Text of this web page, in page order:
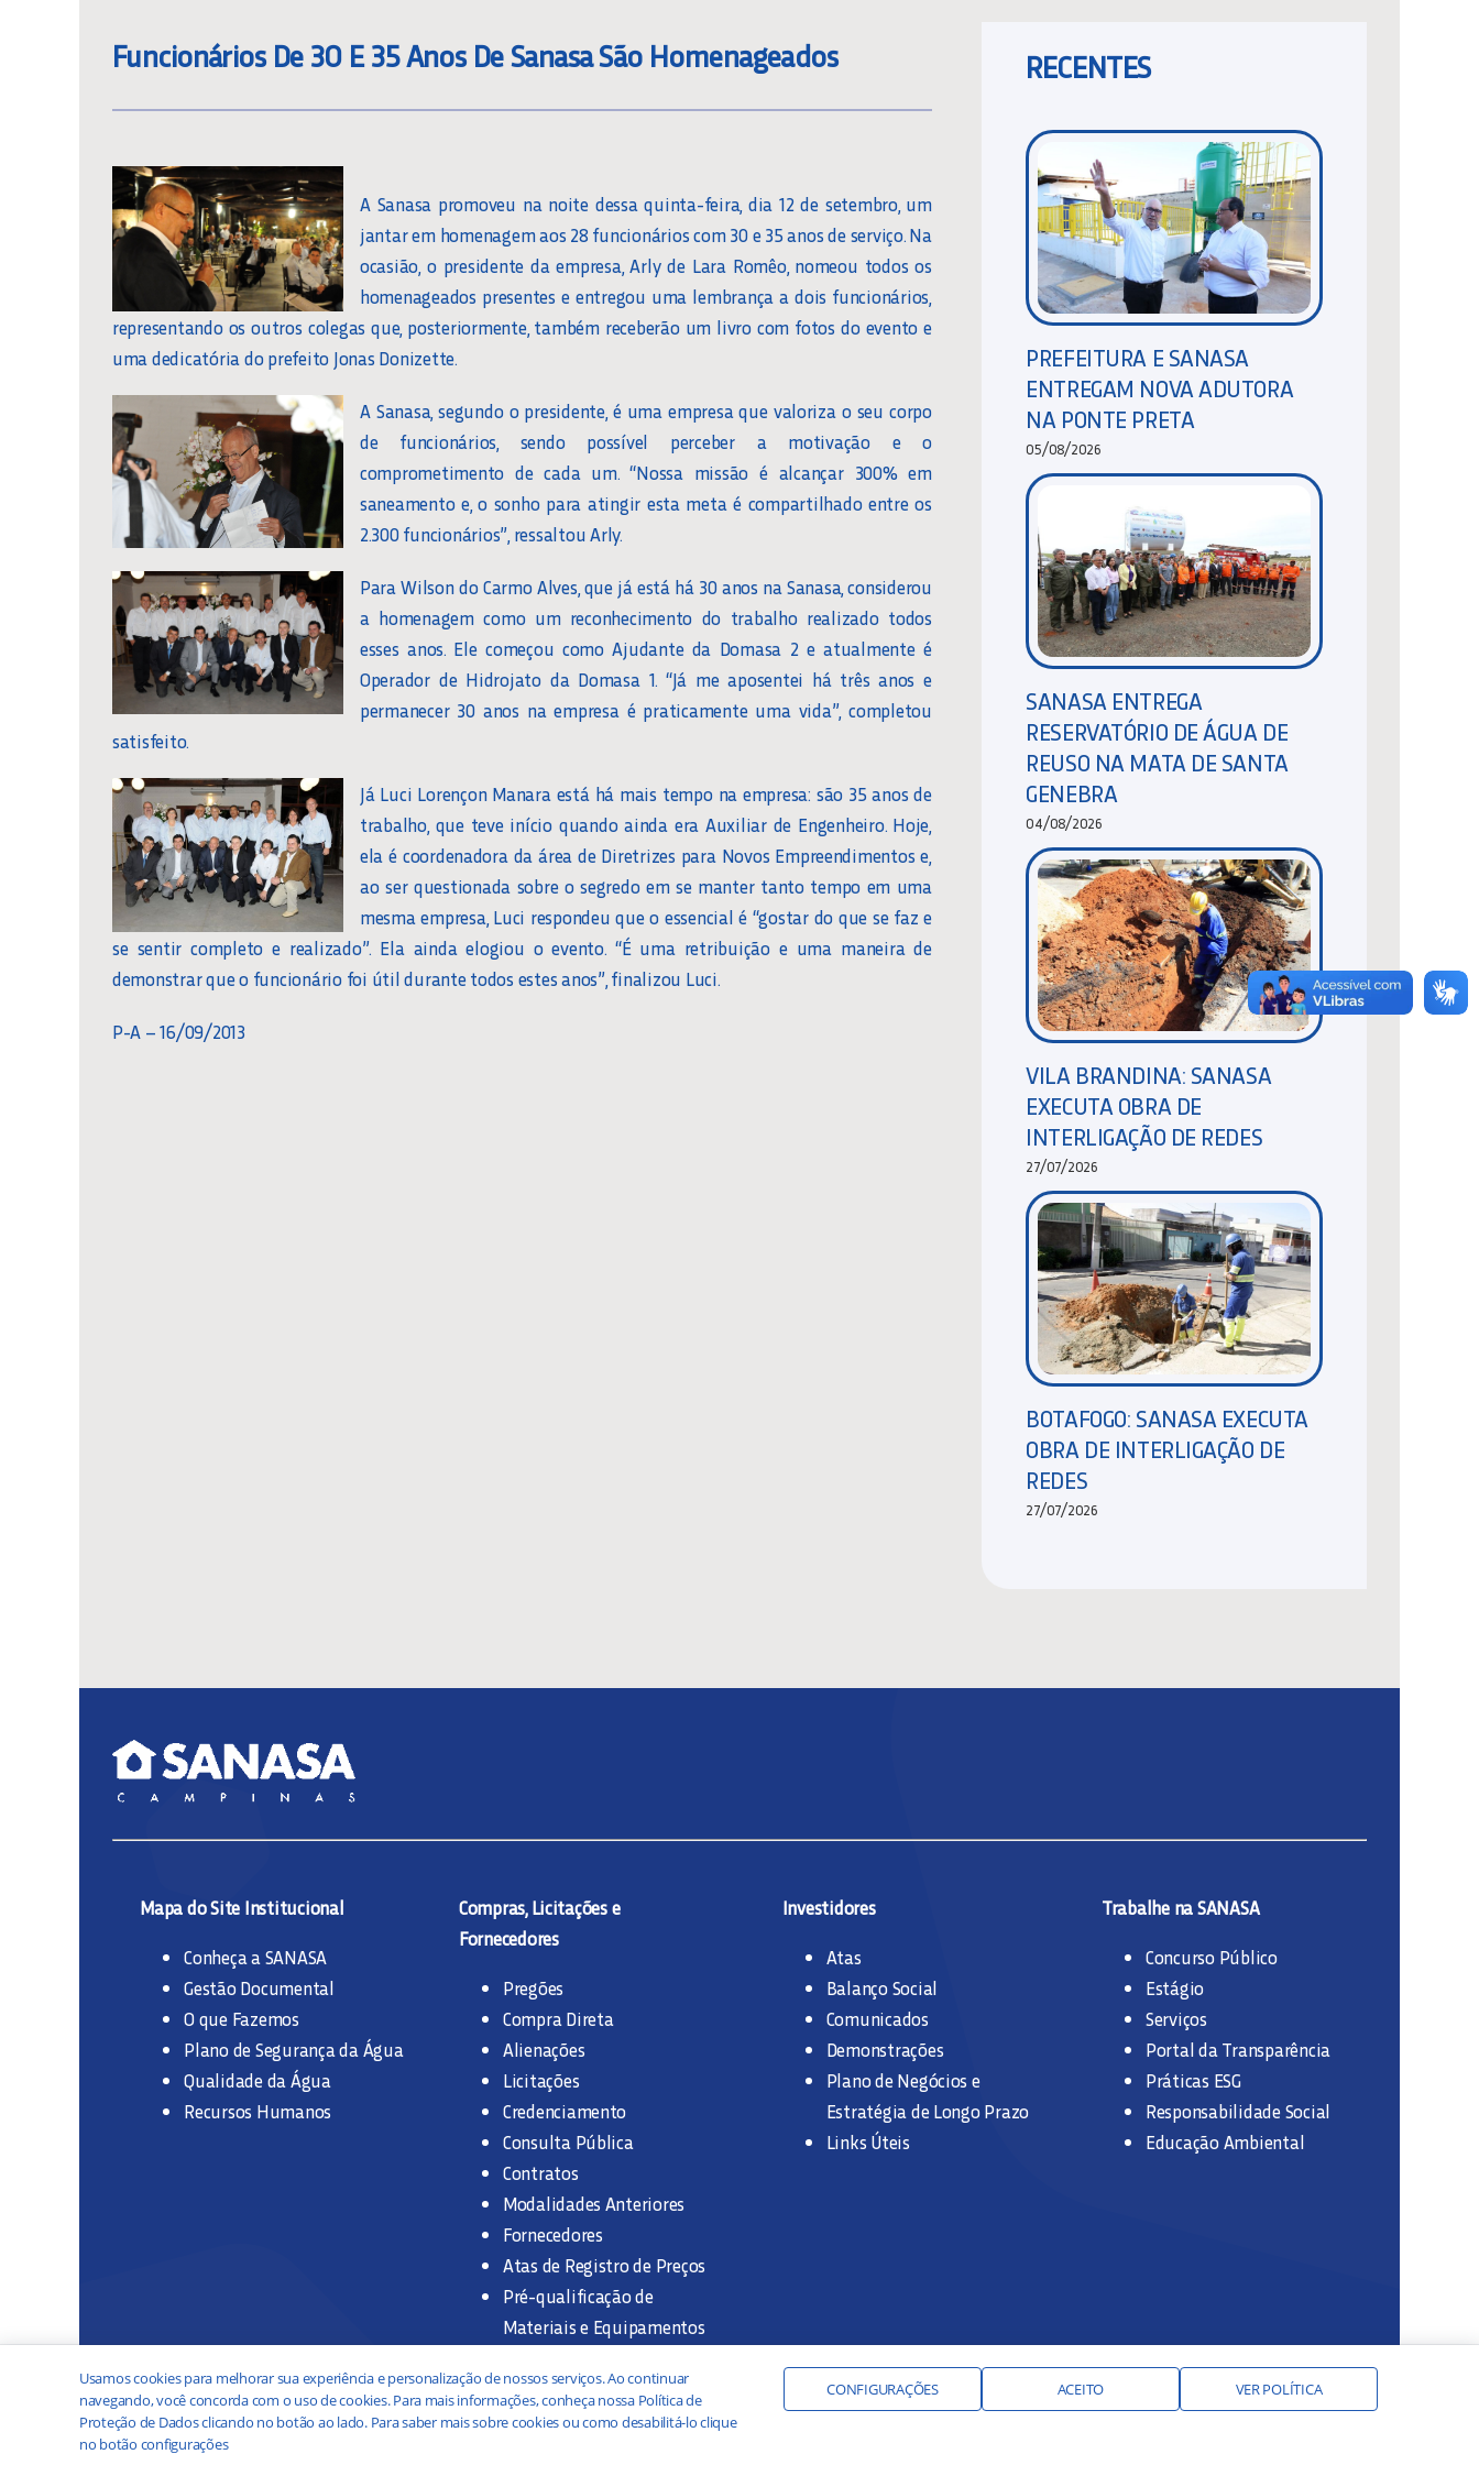
Funcionários De 30 E 35 Anos De Sanasa São Homenageados
A Sanasa promoveu na noite dessa quinta-feira, dia 12 de setembro, um
jantar em homenagem aos 28 funcionários com 30 e 35 anos de serviço. Na
ocasião, o presidente da empresa, Arly de Lara Romêo, nomeou todos os
homenageados presentes e entregou uma lembrança a dois funcionários,
representando os outros colegas que, posteriormente, também receberão um livro com fotos do evento e
uma dedicatória do prefeito Jonas Donizette.
A Sanasa, segundo o presidente, é uma empresa que valoriza o seu corpo
de funcionários, sendo possível perceber a motivação e o
comprometimento de cada um. “Nossa missão é alcançar 300% em
saneamento e, o sonho para atingir esta meta é compartilhado entre os
2.300 funcionários”, ressaltou Arly.
Para Wilson do Carmo Alves, que já está há 30 anos na Sanasa, considerou
a homenagem como um reconhecimento do trabalho realizado todos
esses anos. Ele começou como Ajudante da Domasa 2 e atualmente é
Operador de Hidrojato da Domasa 1. “Já me aposentei há três anos e
permanecer 30 anos na empresa é praticamente uma vida”, completou
satisfeito.
Já Luci Lorençon Manara está há mais tempo na empresa: são 35 anos de
trabalho, que teve início quando ainda era Auxiliar de Engenheiro. Hoje,
ela é coordenadora da área de Diretrizes para Novos Empreendimentos e,
ao ser questionada sobre o segredo em se manter tanto tempo em uma
mesma empresa, Luci respondeu que o essencial é “gostar do que se faz e
se sentir completo e realizado”. Ela ainda elogiou o evento. “É uma retribuição e uma maneira de
demonstrar que o funcionário foi útil durante todos estes anos”, finalizou Luci.
P-A – 16/09/2013
RECENTES
PREFEITURA E SANASA
ENTREGAM NOVA ADUTORA
NA PONTE PRETA
05/08/2026
SANASA ENTREGA
RESERVATÓRIO DE ÁGUA DE
REUSO NA MATA DE SANTA
GENEBRA
04/08/2026
VILA BRANDINA: SANASA
EXECUTA OBRA DE
INTERLIGAÇÃO DE REDES
27/07/2026
BOTAFOGO: SANASA EXECUTA
OBRA DE INTERLIGAÇÃO DE
REDES
27/07/2026
Mapa do Site Institucional
Conheça a SANASA
Gestão Documental
O que Fazemos
Plano de Segurança da Água
Qualidade da Água
Recursos Humanos
Compras, Licitações e
Fornecedores
Pregões
Compra Direta
Alienações
Licitações
Credenciamento
Consulta Pública
Contratos
Modalidades Anteriores
Fornecedores
Atas de Registro de Preços
Pré-qualificação de
Materiais e Equipamentos
Documentação Interna
Investidores
Atas
Balanço Social
Comunicados
Demonstrações
Plano de Negócios e
Estratégia de Longo Prazo
Links Úteis
Trabalhe na SANASA
Concurso Público
Estágio
Serviços
Portal da Transparência
Práticas ESG
Responsabilidade Social
Educação Ambiental
Usamos cookies para melhorar sua experiência e personalização de nossos serviços. Ao continuar
navegando, você concorda com o uso de cookies. Para mais informações, conheça nossa Política de
Proteção de Dados clicando no botão ao lado. Para saber mais sobre cookies ou como desabilitá-lo clique
no botão configurações
CONFIGURAÇÕES ACEITO VER POLÍTICA